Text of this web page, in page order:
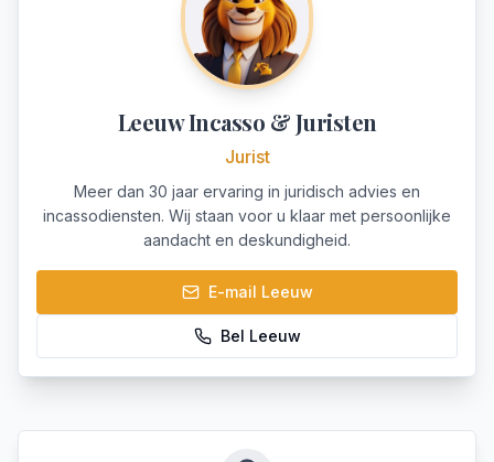
Leeuw Incasso & Juristen
Jurist
Meer dan 30 jaar ervaring in juridisch advies en
incassodiensten. Wij staan voor u klaar met persoonlijke
aandacht en deskundigheid.
E-mail Leeuw
Bel Leeuw